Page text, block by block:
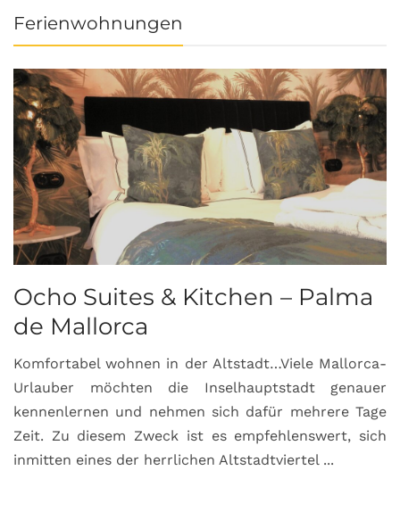
Ferienwohnungen
Ocho Suites & Kitchen – Palma
de Mallorca
Komfortabel wohnen in der Altstadt…Viele Mallorca-
Urlauber möchten die Inselhauptstadt genauer
kennenlernen und nehmen sich dafür mehrere Tage
Zeit. Zu diesem Zweck ist es empfehlenswert, sich
inmitten eines der herrlichen Altstadtviertel ...